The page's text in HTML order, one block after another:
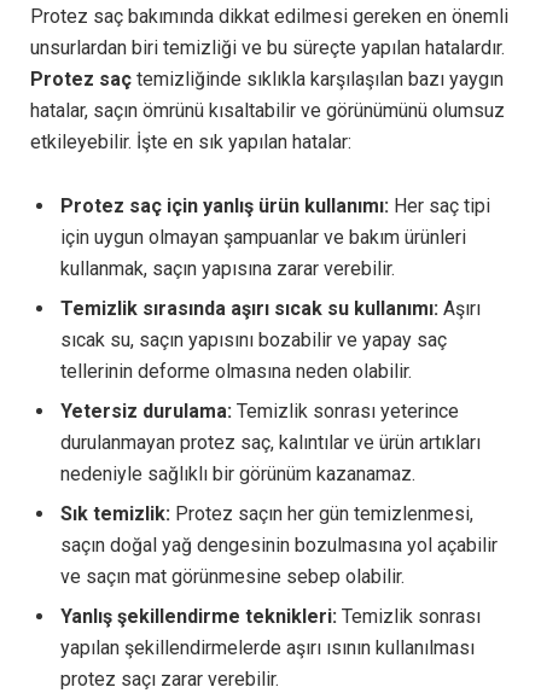
Protez saç bakımında dikkat edilmesi gereken en önemli
unsurlardan biri temizliği ve bu süreçte yapılan hatalardır.
Protez saç temizliğinde sıklıkla karşılaşılan bazı yaygın
hatalar, saçın ömrünü kısaltabilir ve görünümünü olumsuz
etkileyebilir. İşte en sık yapılan hatalar:
Protez saç için yanlış ürün kullanımı: Her saç tipi
için uygun olmayan şampuanlar ve bakım ürünleri
kullanmak, saçın yapısına zarar verebilir.
Temizlik sırasında aşırı sıcak su kullanımı: Aşırı
sıcak su, saçın yapısını bozabilir ve yapay saç
tellerinin deforme olmasına neden olabilir.
Yetersiz durulama: Temizlik sonrası yeterince
durulanmayan protez saç, kalıntılar ve ürün artıkları
nedeniyle sağlıklı bir görünüm kazanamaz.
Sık temizlik: Protez saçın her gün temizlenmesi,
saçın doğal yağ dengesinin bozulmasına yol açabilir
ve saçın mat görünmesine sebep olabilir.
Yanlış şekillendirme teknikleri: Temizlik sonrası
yapılan şekillendirmelerde aşırı ısının kullanılması
protez saçı zarar verebilir.